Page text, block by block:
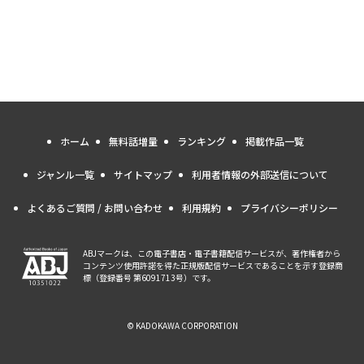
ホーム 無料話増量 ランキング 掲載作品一覧
ジャンル一覧 サイトマップ 利用者情報の外部送信について
よくあるご質問 / お問い合わせ 利用規約 プライバシーポリシー
ABJマークは、この電子書店・電子書籍配信サービスが、著作権者から
コンテンツ使用許諾を得た正規版配信サービスであることを示す登録商
標（登録番号 第6091713号）です。
© KADOKAWA CORPORATION